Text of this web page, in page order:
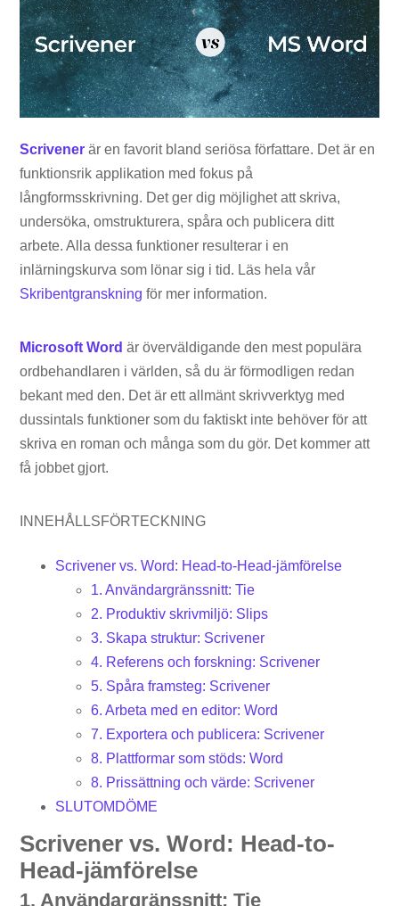
Scrivener är en favorit bland seriösa författare. Det är en
funktionsrik applikation med fokus på
långformsskrivning. Det ger dig möjlighet att skriva,
undersöka, omstrukturera, spåra och publicera ditt
arbete. Alla dessa funktioner resulterar i en
inlärningskurva som lönar sig i tid. Läs hela vår
Skribentgranskning för mer information.
Microsoft Word är överväldigande den mest populära
ordbehandlaren i världen, så du är förmodligen redan
bekant med den. Det är ett allmänt skrivverktyg med
dussintals funktioner som du faktiskt inte behöver för att
skriva en roman och många som du gör. Det kommer att
få jobbet gjort.
INNEHÅLLSFÖRTECKNING
Scrivener vs. Word: Head-to-Head-jämförelse
1. Användargränssnitt: Tie
2. Produktiv skrivmiljö: Slips
3. Skapa struktur: Scrivener
4. Referens och forskning: Scrivener
5. Spåra framsteg: Scrivener
6. Arbeta med en editor: Word
7. Exportera och publicera: Scrivener
8. Plattformar som stöds: Word
8. Prissättning och värde: Scrivener
SLUTOMDÖME
Scrivener vs. Word: Head-to-
Head-jämförelse
1. Användargränssnitt: Tie